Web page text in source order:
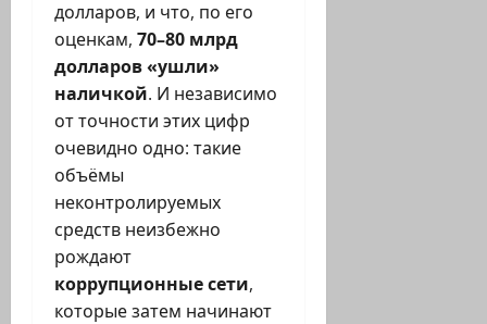
долларов, и что, по его
оценкам, 70–80 млрд
долларов «ушли»
наличкой. И независимо
от точности этих цифр
очевидно одно: такие
объёмы
неконтролируемых
средств неизбежно
рождают
коррупционные сети,
которые затем начинают